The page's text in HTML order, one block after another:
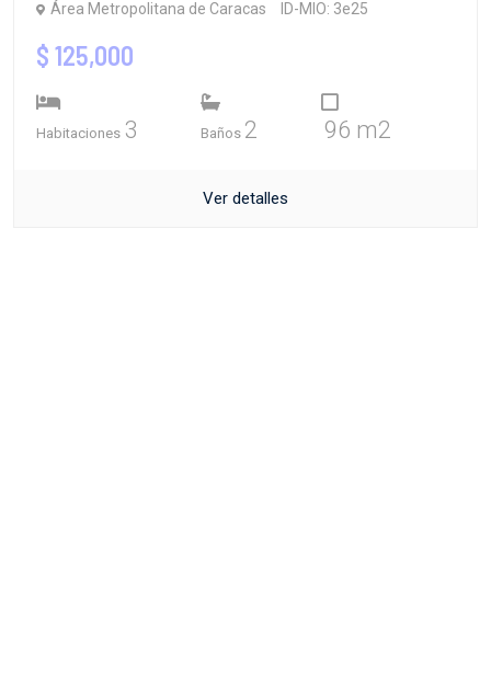
Área Metropolitana de Caracas ID-MIO: 3e25
$ 125,000
Habitaciones 3 Baños 2 96 m2
Ver detalles